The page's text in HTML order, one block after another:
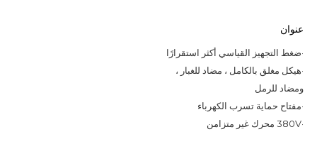
عنوان
·ضغط التجهيز القياسي أكثر استقرارًا
·هيكل مغلق بالكامل ، مضاد للغبار ،
ومضاد للرمل
·مفتاح حماية تسرب الكهرباء
·380V محرك غير متزامن